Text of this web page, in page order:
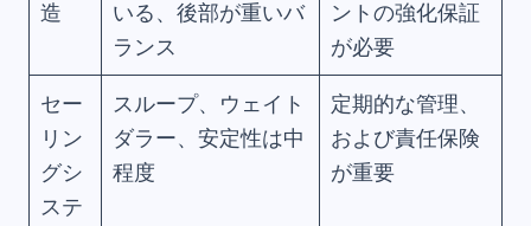
造
いる、後部が重いバ
ランス
ントの強化保証
が必要
セー
リン
グシ
ステ
スループ、ウェイト
ダラー、安定性は中
程度
定期的な管理、
および責任保険
が重要